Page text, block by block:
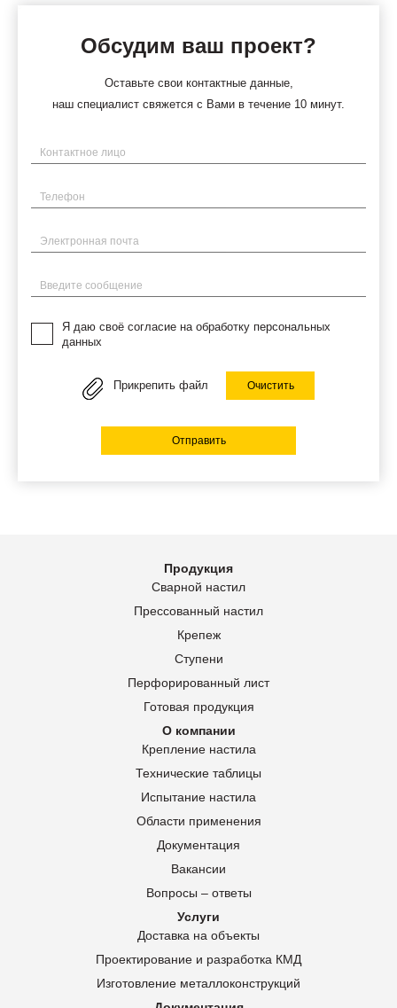
Обсудим ваш проект?
Оставьте свои контактные данные,
наш специалист свяжется с Вами в течение 10 минут.
Имя
Телефон
Электронная почта
Введите сообщение
Я даю своё согласие на обработку персональных
данных
Прикрепить файл Очистить
Отправить
Продукция
Сварной настил
Прессованный настил
Крепеж
Ступени
Перфорированный лист
Готовая продукция
О компании
Крепление настила
Технические таблицы
Испытание настила
Области применения
Документация
Вакансии
Вопросы – ответы
Услуги
Доставка на объекты
Проектирование и разработка КМД
Изготовление металлоконструкций